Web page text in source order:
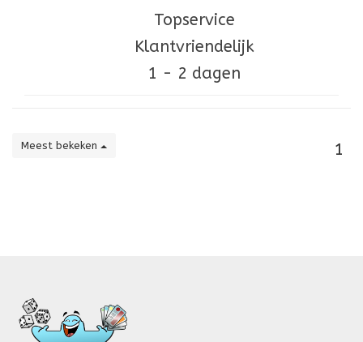
Topservice
Klantvriendelijk
1 - 2 dagen
Meest bekeken 1